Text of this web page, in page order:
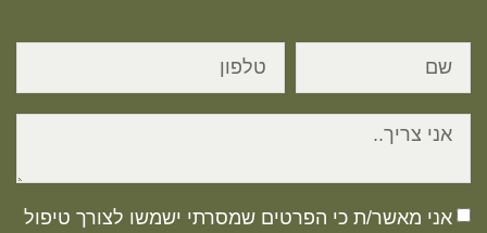
אני מאשר/ת כי הפרטים שמסרתי ישמשו לצורך טיפול